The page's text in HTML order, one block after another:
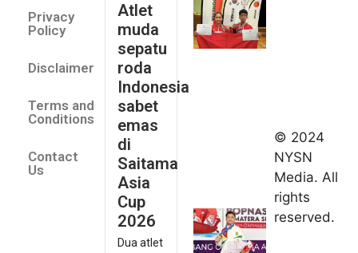
Privacy
Policy
Disclaimer
Terms and
Conditions
Contact
Us
Atlet
muda
sepatu
roda
Indonesia
sabet
emas
di
Saitama
Asia
Cup
2026
Dua atlet
2026
Indonesia
kirim tiga
lifter
muda ke
© 2024
NYSN
Media. All
rights
reserved.